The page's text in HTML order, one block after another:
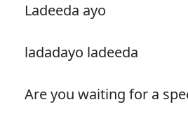
Ladeeda ayo
ladadayo ladeeda
Are you waiting for a